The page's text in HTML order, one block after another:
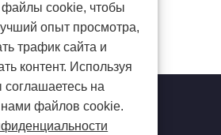
Цельнолатунный душевой клапан с регулируемым расходом и отключением одним нажатием
cookie, чтобы
опыт просмотра,
трафик сайта и
контент. Используя
соглашаетесь на
нами файлов cookie.